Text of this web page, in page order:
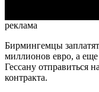
реклама
Бирмингемцы
миллионов евро, а
Гессану отправиться
контракта.